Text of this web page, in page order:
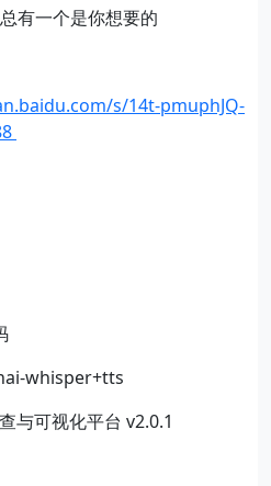
有一个是你想要的
s/14t-pmuphJQ-
whisper+tts
与可视化平台 v2.0.1